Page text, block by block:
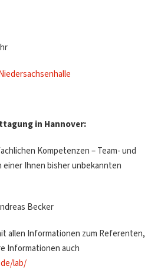
in Hannover:
Kompetenzen – Team- und
Ihnen bisher unbekannten
Becker
allen Informationen zum Referenten,
Informationen auch
lab/